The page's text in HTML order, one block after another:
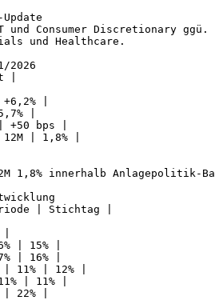
und Consumer Discretionary
und Healthcare.
2026
|
|
|
+50 bps |
| 1,8% |
1,8% innerhalb Anlagepolitik-
| Stichtag |
| 15% |
| 16% |
| 11% | 12% |
| 11% |
22% |